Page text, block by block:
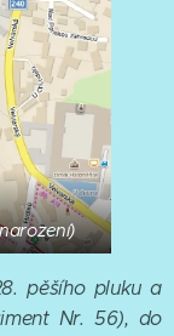
pěšího pluku a
Nr. 56), do